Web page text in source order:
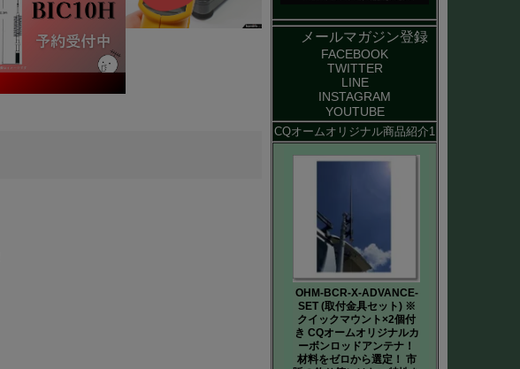
メールマガジン登録
FACEBOOK
TWITTER
LINE
INSTAGRAM
YOUTUBE
CQオームオリジナル商品紹介1
OHM-BCR-X-ADVANCE-
SET (取付金具セット) ※
クイックマウント×2個付
き CQオームオリジナルカ
ーボンロッドアンテナ！
材料をゼロから選定！ 市